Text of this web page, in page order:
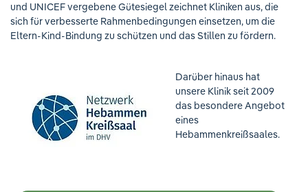
und UNICEF vergebene Gütesiegel zeichnet Kliniken aus, die
sich für verbesserte Rahmenbedingungen einsetzen, um die
Eltern-Kind-Bindung zu schützen und das Stillen zu fördern.
Darüber hinaus hat
unsere Klinik seit 2009
das besondere Angebot
eines
Hebammenkreißsaales.